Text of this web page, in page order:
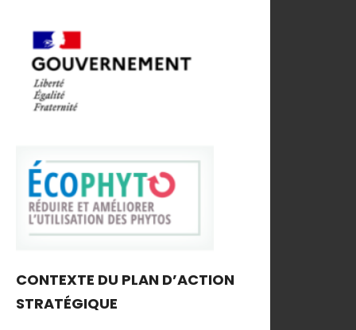
CONTEXTE DU PLAN D’ACTION
STRATÉGIQUE